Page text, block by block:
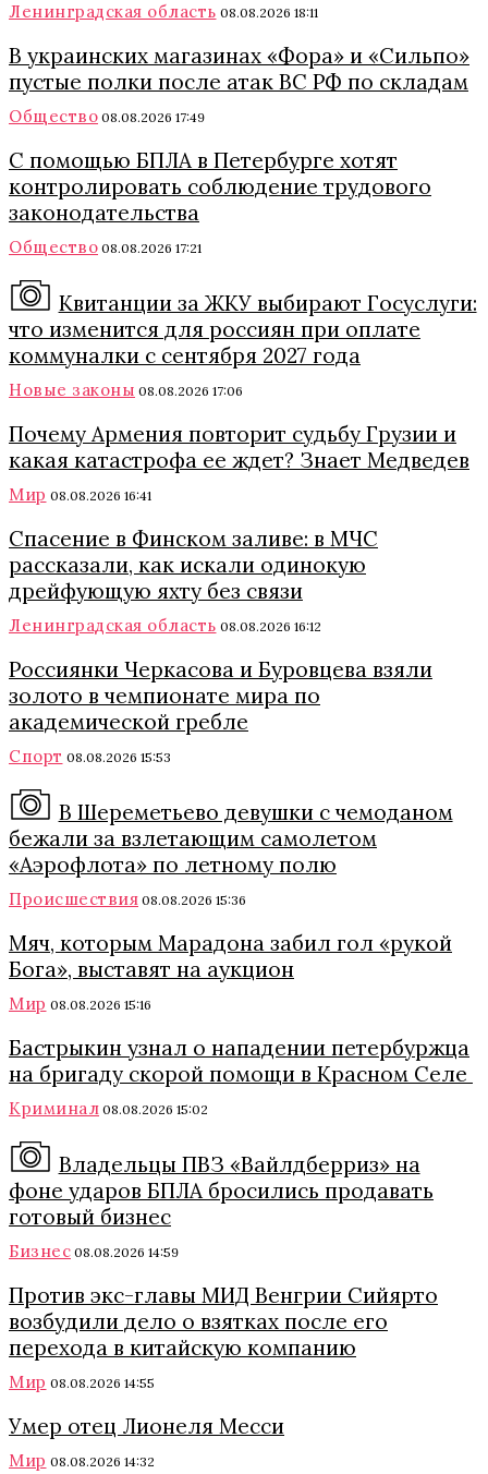
Ленинградская область 08.08.2026 18:11
В украинских магазинах «Фора» и «Сильпо»
пустые полки после атак ВС РФ по складам
Общество 08.08.2026 17:49
С помощью БПЛА в Петербурге хотят
контролировать соблюдение трудового
законодательства
Общество 08.08.2026 17:21
Квитанции за ЖКУ выбирают Госуслуги:
что изменится для россиян при оплате
коммуналки с сентября 2027 года
Новые законы 08.08.2026 17:06
Почему Армения повторит судьбу Грузии и
какая катастрофа ее ждет? Знает Медведев
Мир 08.08.2026 16:41
Спасение в Финском заливе: в МЧС
рассказали, как искали одинокую
дрейфующую яхту без связи
Ленинградская область 08.08.2026 16:12
Россиянки Черкасова и Буровцева взяли
золото в чемпионате мира по
академической гребле
Спорт 08.08.2026 15:53
В Шереметьево девушки с чемоданом
бежали за взлетающим самолетом
«Аэрофлота» по летному полю
Происшествия 08.08.2026 15:36
Мяч, которым Марадона забил гол «рукой
Бога», выставят на аукцион
Мир 08.08.2026 15:16
Бастрыкин узнал о нападении петербуржца
на бригаду скорой помощи в Красном Селе
Криминал 08.08.2026 15:02
Владельцы ПВЗ «Вайлдберриз» на
фоне ударов БПЛА бросились продавать
готовый бизнес
Бизнес 08.08.2026 14:59
Против экс-главы МИД Венгрии Сийярто
возбудили дело о взятках после его
перехода в китайскую компанию
Мир 08.08.2026 14:55
Умер отец Лионеля Месси
Мир 08.08.2026 14:32